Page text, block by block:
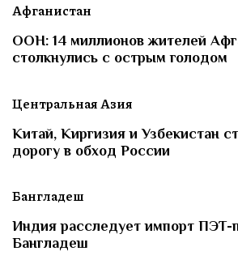
Афганистан
ООН: 14 миллионов жителей
столкнулись с острым голодом
Центральная Азия
Китай, Киргизия и Узбекистан
дорогу в обход России
Бангладеш
Индия расследует импорт ПЭТ-
Бангладеш